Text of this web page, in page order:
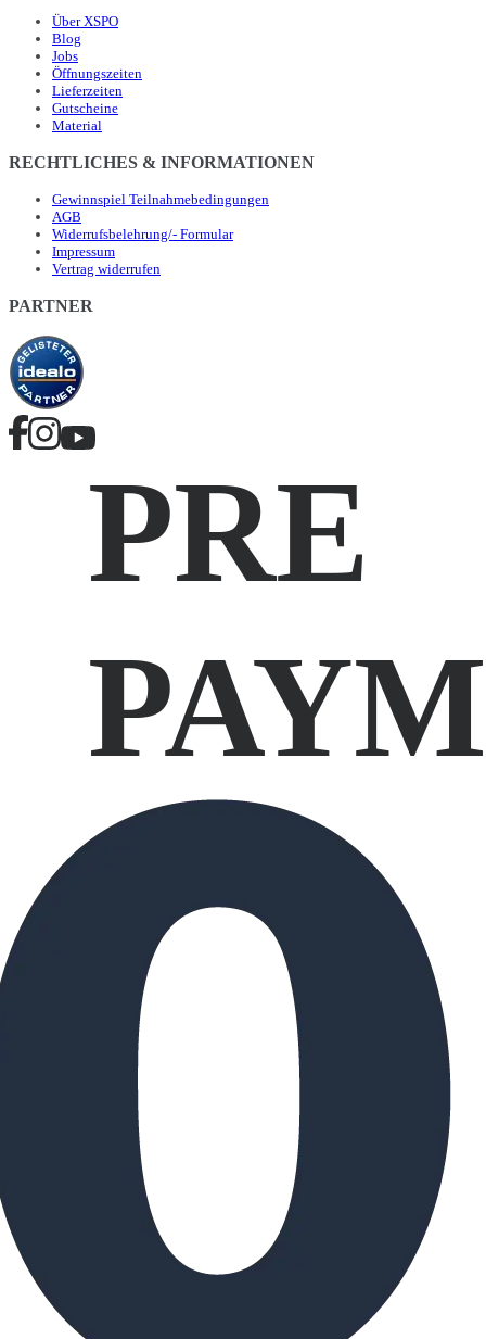
Über XSPO
Blog
Jobs
Öffnungszeiten
Lieferzeiten
Gutscheine
Material
RECHTLICHES & INFORMATIONEN
Gewinnspiel Teilnahmebedingungen
AGB
Widerrufsbelehrung/- Formular
Impressum
Vertrag widerrufen
PARTNER